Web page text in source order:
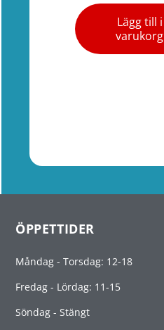
Lägg till i
varukorg
ÖPPETTIDER
Måndag - Torsdag: 12-18
Fredag - Lördag: 11-15
Söndag - Stängt